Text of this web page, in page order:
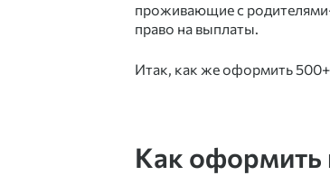
проживающие с
право на выплаты.
Итак, как жеоформить
Как оформить